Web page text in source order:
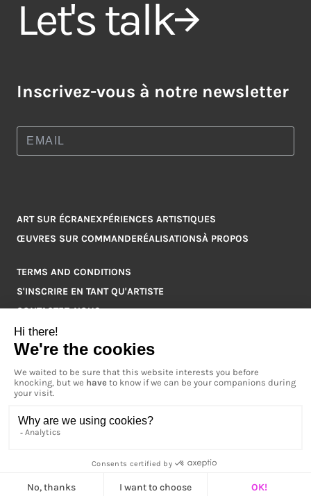
Let's talk
Inscrivez-vous à notre newsletter
ART SUR ÉCRANEXPÉRIENCES ARTISTIQUES
ŒUVRES SUR COMMANDERÉALISATIONSÀ PROPOS
TERMS AND CONDITIONS
S'INSCRIRE EN TANT QU'ARTISTE
CONTACTEZ-NOUS
Q&A
COPYRIGHT © 2026 ARTPOINT TOUS DROITS RÉSERVÉS.